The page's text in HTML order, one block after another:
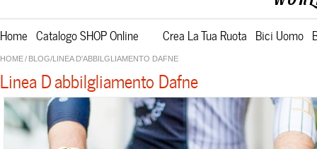
Home Catalogo SHOP Online Crea La Tua Ruota Bici Uomo
HOME/ BLOG/LINEA D'ABBILGLIAMENTO DAFNE
Linea D'abbilgliamento Dafne